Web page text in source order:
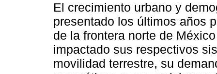
El crecimiento urbano y
presentado los últimos años
de la frontera norte de
impactado sus respectivos
movilidad terrestre, su